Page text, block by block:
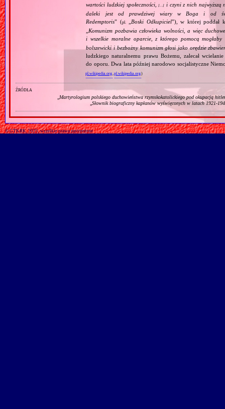
wartości ludzkiej społeczności,[…] i czyni z nich najwyższą
daleki jest od prawdziwej wiary w Boga i od
Redemptoris” (pl. Boski Odkupiciel”), w której poddał
Komunizm pozbawia człowieka wolności, a więc
i wszelkie moralne oparcie, z którego pomocą
bolszewicki i bezbożny komunizm głosi jako orędzie
ludzkiego naturalnemu prawu Bożemu, zalecał
do oporu. Dwa lata później narodowo socjalistyczne
pl.wikipedia.org,pl.wikipedia.org)
źródła
Martyrologium polskiego duchowieństwa rzymskokatolickiego pod okupacją
Słownik biograficzny kapłanów wyświęconych w latach
© GTKRK, 2025, wszelkie prawa zastrzeżone